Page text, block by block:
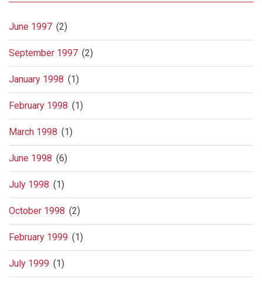
June 1997 (2)
September 1997 (2)
January 1998 (1)
February 1998 (1)
March 1998 (1)
June 1998 (6)
July 1998 (1)
October 1998 (2)
February 1999 (1)
July 1999 (1)